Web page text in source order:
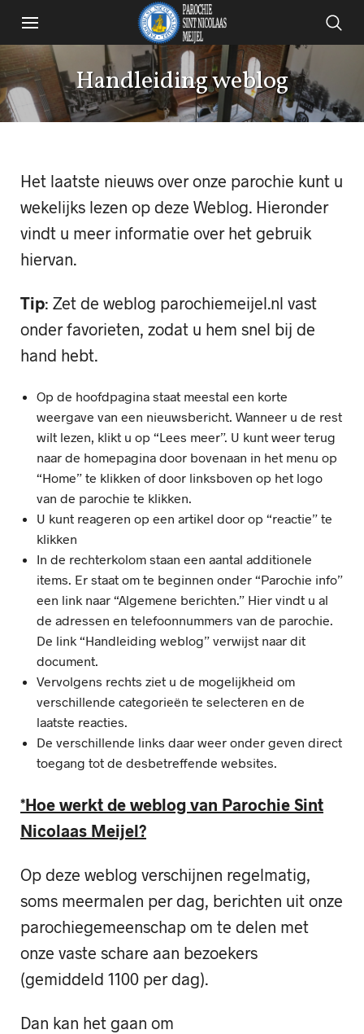
Handleiding weblog
Het laatste nieuws over onze parochie kunt u
wekelijks lezen op deze Weblog. Hieronder
vindt u meer informatie over het gebruik
hiervan.
Tip: Zet de weblog parochiemeijel.nl vast
onder favorieten, zodat u hem snel bij de
hand hebt.
Op de hoofdpagina staat meestal een korte
weergave van een nieuwsbericht. Wanneer u de rest
wilt lezen, klikt u op “Lees meer”. U kunt weer terug
naar de homepagina door bovenaan in het menu op
“Home” te klikken of door linksboven op het logo
van de parochie te klikken.
U kunt reageren op een artikel door op “reactie” te
klikken
In de rechterkolom staan een aantal additionele
items. Er staat om te beginnen onder “Parochie info”
een link naar “Algemene berichten.” Hier vindt u al
de adressen en telefoonnummers van de parochie.
De link “Handleiding weblog” verwijst naar dit
document.
Vervolgens rechts ziet u de mogelijkheid om
verschillende categorieën te selecteren en de
laatste reacties.
De verschillende links daar weer onder geven direct
toegang tot de desbetreffende websites.
*Hoe werkt de weblog van Parochie Sint
Nicolaas Meijel?
Op deze weblog verschijnen regelmatig,
soms meermalen per dag, berichten uit onze
parochiegemeenschap om te delen met
onze vaste schare aan bezoekers
(gemiddeld 1100 per dag).
Dan kan het gaan om